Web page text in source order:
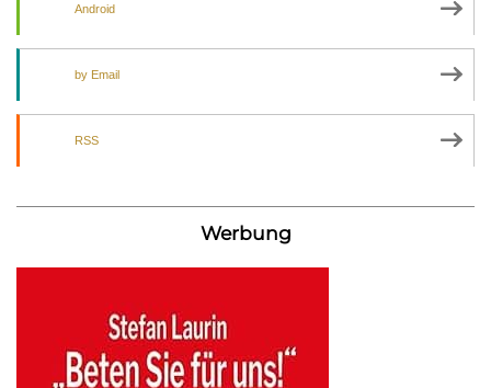
Android
by Email
RSS
Werbung